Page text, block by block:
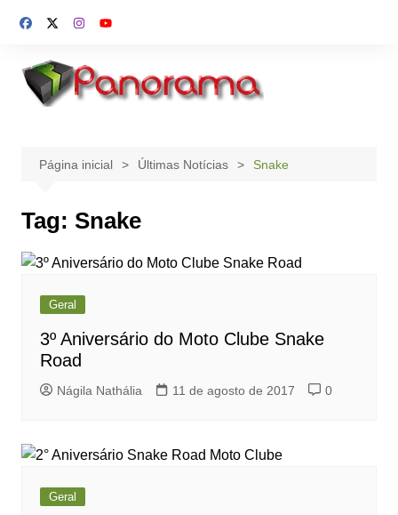
para
conteúdo
Página inicial Últimas Notícias Snake
Tag: Snake
Geral
3º Aniversário do Moto Clube Snake
Road
Nágila Nathália 11 de agosto de 2017 0
Geral